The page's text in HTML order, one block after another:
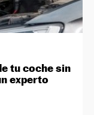
tu coche sin
experto